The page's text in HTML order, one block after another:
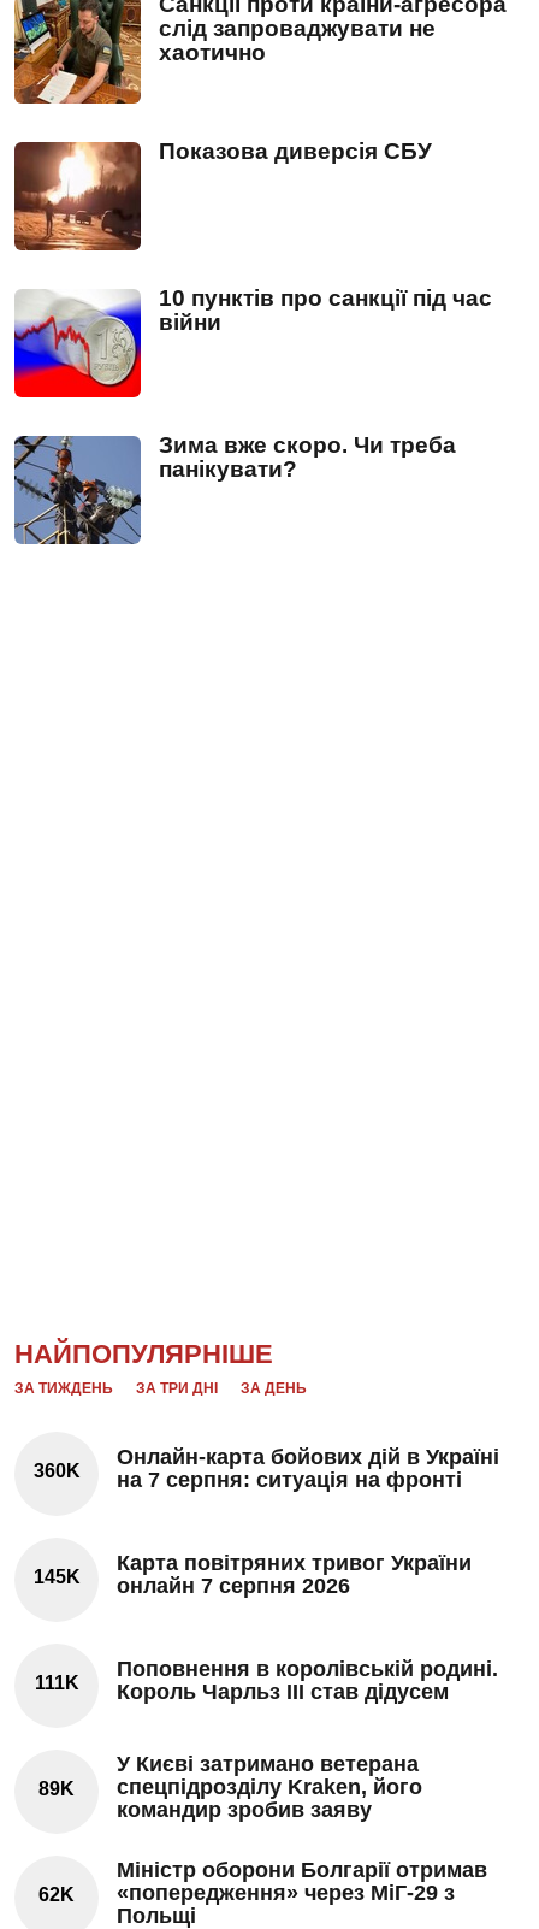
слід запроваджувати не
хаотично
Показова диверсія СБУ
10 пунктів про санкції під час
війни
Зима вже скоро. Чи треба
панікувати?
НАЙПОПУЛЯРНІШЕ
ЗА ТИЖДЕНЬ ЗА ТРИ ДНІ ЗА ДЕНЬ
360K
Онлайн-карта бойових дій в Україні
на 7 серпня: ситуація на фронті
145K
Карта повітряних тривог України
онлайн 7 серпня 2026
111K
Поповнення в королівській родині.
Король Чарльз III став дідусем
89K
У Києві затримано ветерана
спецпідрозділу Kraken, його
командир зробив заяву
62K
Міністр оборони Болгарії отримав
«попередження» через МіГ-29 з
Польщі